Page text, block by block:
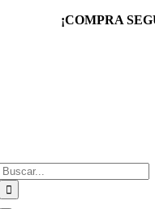
¡COMPRA